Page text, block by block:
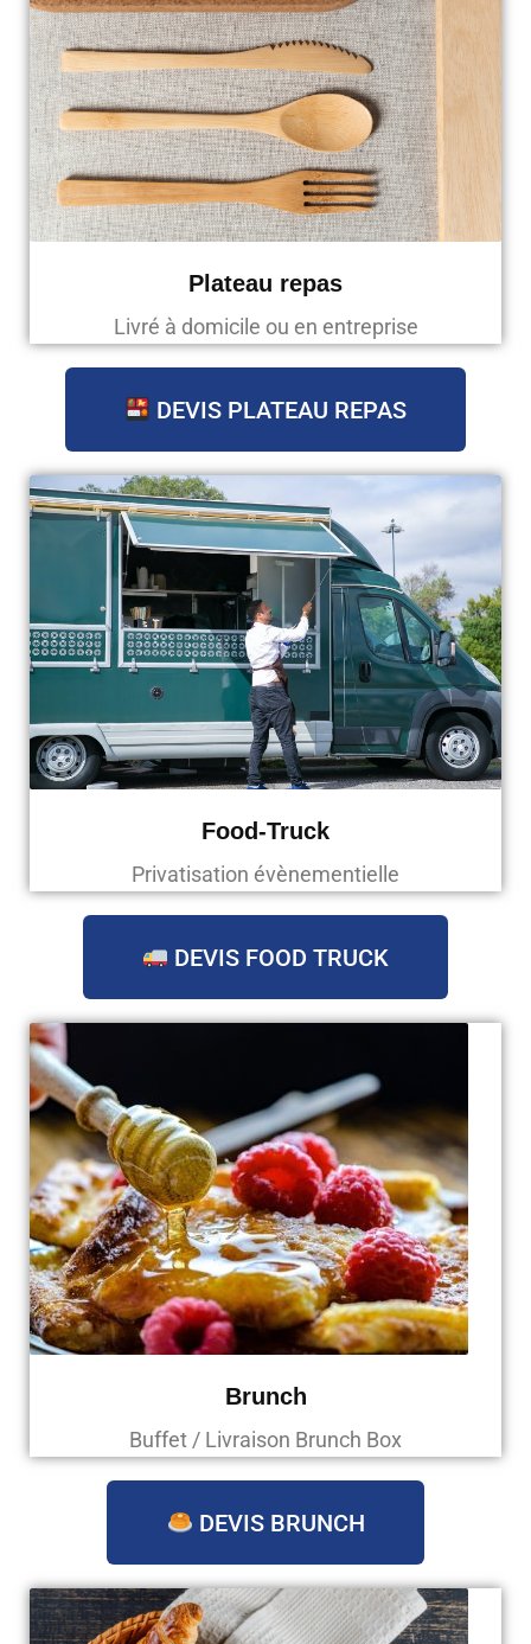
Plateau repas
Livré à domicile ou en entreprise
DEVIS PLATEAU REPAS
Food-Truck
Privatisation évènementielle
DEVIS FOOD TRUCK
Brunch
Buffet / Livraison Brunch Box
DEVIS BRUNCH